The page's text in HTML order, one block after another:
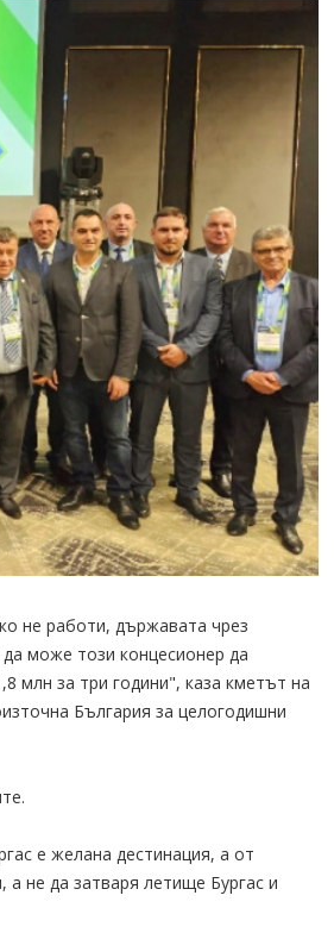
не работи, държавата чрез
да може този концесионер да
млн за три години", каза кметът на
България за целогодишни
е желана дестинация, а от
не да затваря летище Бургас и